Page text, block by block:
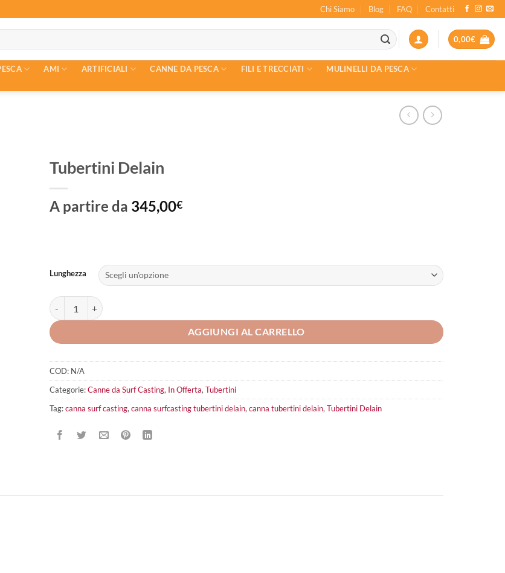
Chi Siamo Blog FAQ Contatti
0,00€
AMI ARTIFICIALI CANNE DA PESCA FILI E TRECCIATI
MULINELLI DA PESCA
Tubertini Delain
A partire da 345,00€
Lunghezza
Tubertini Delain quantità
AGGIUNGI AL CARRELLO
COD: N/A
Categorie:Canne da Surf Casting, In Offerta, Tubertini
Tag:canna surf casting, canna surfcasting tubertini delain, canna tubertini delain, Tubertini Delain